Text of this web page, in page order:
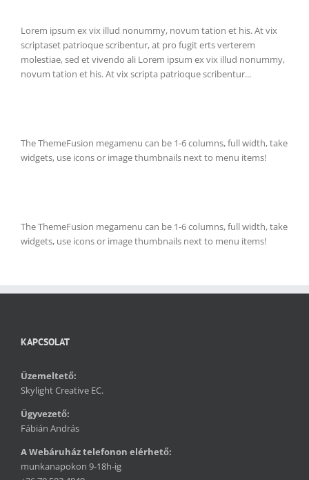
Lorem ipsum ex vix illud nonummy, novum tation et his. At vix
scriptaset patrioque scribentur, at pro fugit erts verterem
molestiae, sed et vivendo ali Lorem ipsum ex vix illud nonummy,
novum tation et his. At vix scripta patrioque scribentur...
The ThemeFusion megamenu can be 1-6 columns, full width, take
widgets, use icons or image thumbnails next to menu items!
The ThemeFusion megamenu can be 1-6 columns, full width, take
widgets, use icons or image thumbnails next to menu items!
KAPCSOLAT
Üzemeltető:
Skylight Creative EC.
Ügyvezető:
Fábián András
A Webáruház telefonon elérhető:
munkanapokon 9-18h-ig